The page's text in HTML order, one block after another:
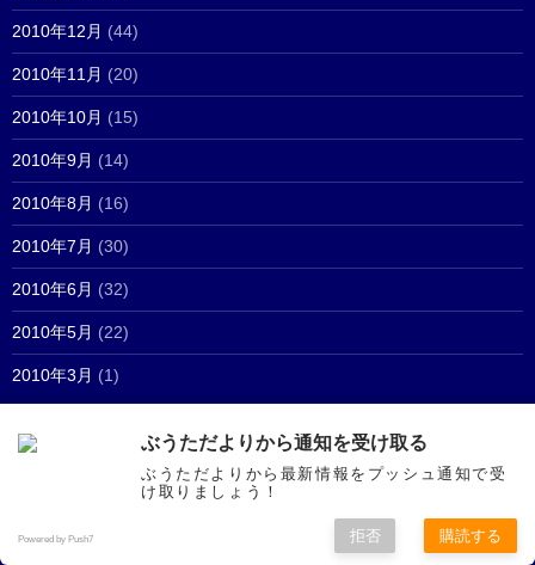
2010年12月 (44)
2010年11月 (20)
2010年10月 (15)
2010年9月 (14)
2010年8月 (16)
2010年7月 (30)
2010年6月 (32)
2010年5月 (22)
2010年3月 (1)
新潟動物ネットワーク
ぶうただよりから通知を受け取る
ぶうただよりから最新情報をプッシュ通知で受
け取りましょう！
Powered by Push7 拒否 購読する